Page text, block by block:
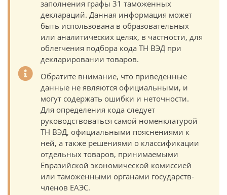
заполнения графы 31 таможенных
деклараций. Данная информация может
быть использована в образовательных
или аналитических целях, в частности, для
облегчения подбора кода ТН ВЭД при
декларировании товаров.
Обратите внимание, что приведенные
данные не являются официальными, и
могут содержать ошибки и неточности.
Для определения кода следует
руководствоваться самой номенклатурой
ТН ВЭД, официальными пояснениями к
ней, а также решениями о классификации
отдельных товаров, принимаемыми
Евразийской экономической комиссией
или таможенными органами государств-
членов ЕАЭС.